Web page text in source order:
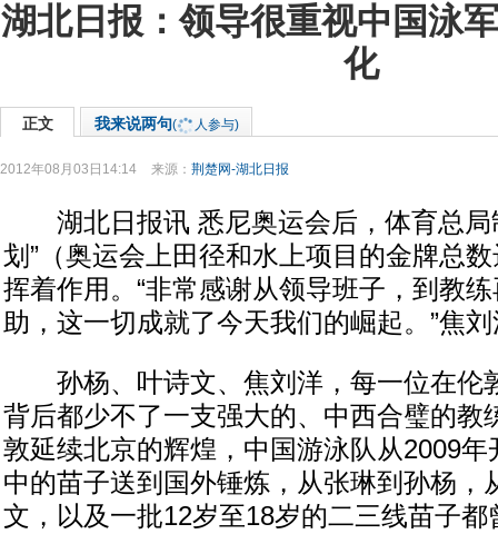
湖北日报：领导很重视中国泳
化
正文 我来说两句( 人参与)
2012年08月03日14:14 来源： 荆楚网-湖北日报
湖北日报讯 悉尼奥运会后，体育总局
划”（奥运会上田径和水上项目的金牌总
挥着作用。“非常感谢从领导班子，到教
助，这一切成就了今天我们的崛起。”焦
孙杨、叶诗文、焦刘洋，每一位在伦
背后都少不了一支强大的、中西合璧的教
敦延续北京的辉煌，中国游泳队从2009
中的苗子送到国外锤炼，从张琳到孙杨，
文，以及一批12岁至18岁的二三线苗子